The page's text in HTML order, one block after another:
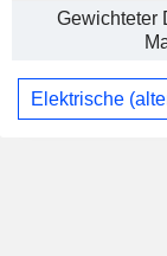
Gewichteter
Elektrische